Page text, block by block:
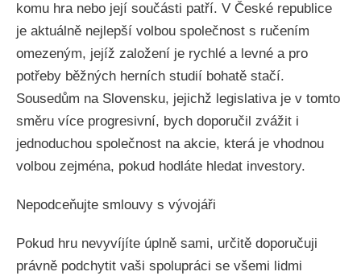
komu hra nebo její součásti patří. V České republice
je aktuálně nejlepší volbou společnost s ručením
omezeným, jejíž založení je rychlé a levné a pro
potřeby běžných herních studií bohatě stačí.
Sousedům na Slovensku, jejichž legislativa je v tomto
směru více progresivní, bych doporučil zvážit i
jednoduchou společnost na akcie, která je vhodnou
volbou zejména, pokud hodláte hledat investory.
Nepodceňujte smlouvy s vývojáři
Pokud hru nevyvíjíte úplně sami, určitě doporučuji
právně podchytit vaši spolupráci se všemi lidmi